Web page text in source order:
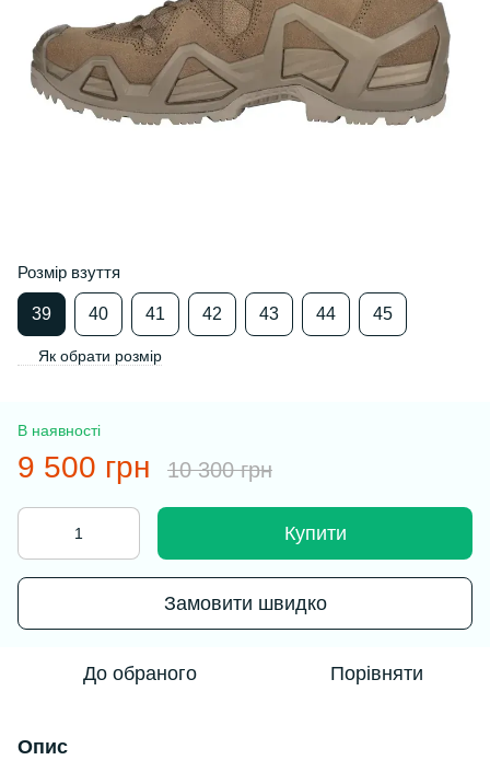
Розмір взуття
39 40 41 42 43 44 45
Як обрати розмір
В наявності
9 500 грн 10 300 грн
Купити
Замовити швидко
До обраного Порівняти
Опис